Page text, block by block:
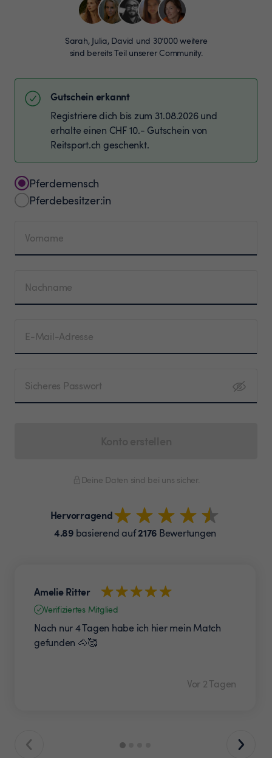
Sarah, Julia, David und 30’000 weitere
sind bereits Teil unserer Community.
Gutschein erkannt
Registriere dich bis zum 31.08.2026 und
erhalte einen CHF 10.- Gutschein von
Reitsport.ch geschenkt.
Pferdemensch
Pferdebesitzer:in
Vorname
Nachname
E-Mail-Adresse
Sicheres Passwort
Deine Daten sind bei uns sicher.
Hervorragend
4.89basierend auf2176 Bewertungen
Amelie Ritter
Verifiziertes Mitglied
Nach nur 4 Tagen habe ich hier mein Match
gefunden 🐴🥰
Vor 2 Tagen